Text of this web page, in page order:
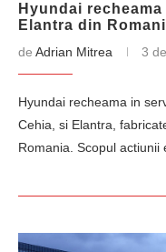
Hyundai
Elantra din
de Adrian Mitrea 3
Hyundai recheama in
Cehia, si Elantra,
Romania. Scopul actiunii